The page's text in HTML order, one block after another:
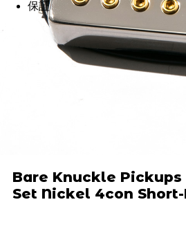
保証
Bare Knuckle
Set Nickel 4con